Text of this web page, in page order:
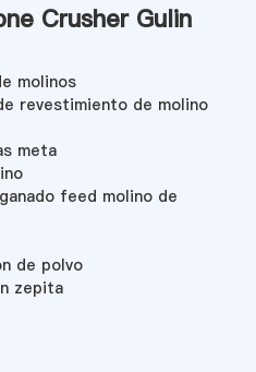
Crusher Gulin
molinos
revestimiento de molino
meta
feed molino de
de polvo
zepita